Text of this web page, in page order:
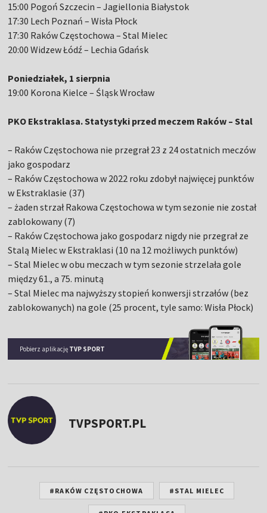
15:00 Pogoń Szczecin – Jagiellonia Białystok
17:30 Lech Poznań – Wisła Płock
17:30 Raków Częstochowa – Stal Mielec
20:00 Widzew Łódź – Lechia Gdańsk
Poniedziałek, 1 sierpnia
19:00 Korona Kielce – Śląsk Wrocław
PKO Ekstraklasa. Statystyki przed meczem Raków – Stal
– Raków Częstochowa nie przegrał 23 z 24 ostatnich meczów
jako gospodarz
– Raków Częstochowa w 2022 roku zdobył najwięcej punktów
w Ekstraklasie (37)
– żaden strzał Rakowa Częstochowa w tym sezonie nie został
zablokowany (7)
– Raków Częstochowa jako gospodarz nigdy nie przegrał ze
Stalą Mielec w Ekstraklasi (10 na 12 możliwych punktów)
– Stal Mielec w obu meczach w tym sezonie strzelała gole
między 61., a 75. minutą
– Stal Mielec ma najwyższy stopień konwersji strzałów (bez
zablokowanych) na gole (25 procent, tyle samo: Wisła Płock)
Pobierz aplikację TVP SPORT
TVPSPORT.PL
#RAKÓW CZĘSTOCHOWA #STAL MIELEC